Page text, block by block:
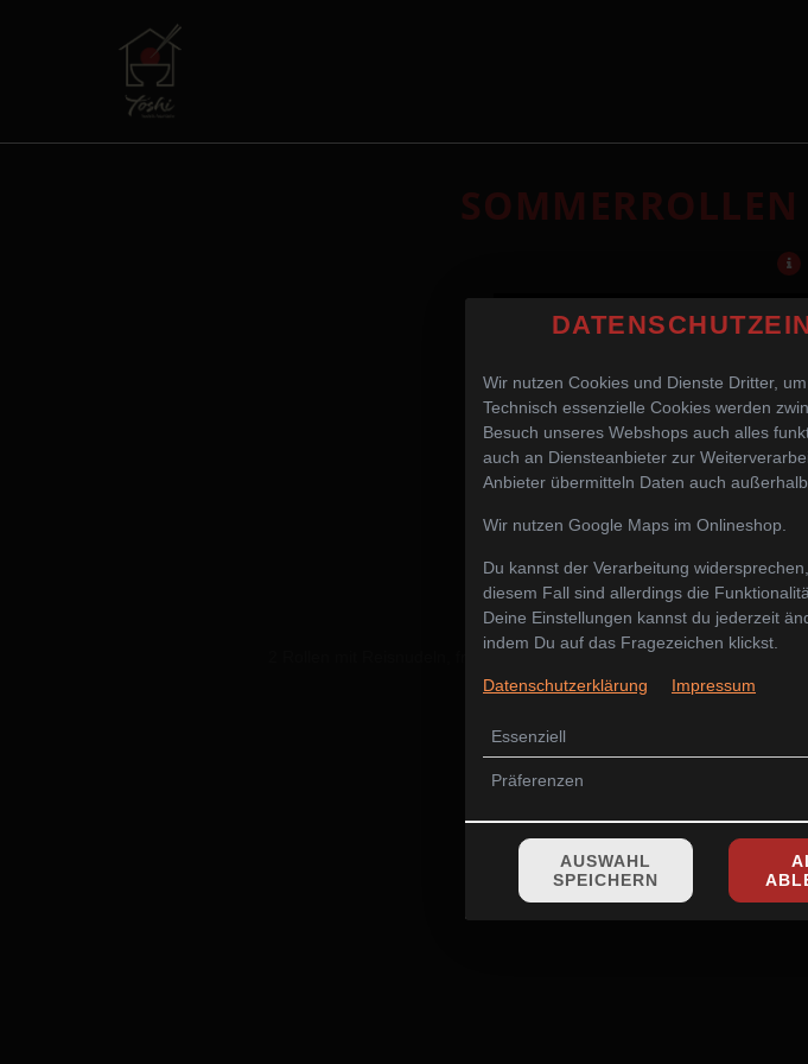
2 Rollen mit Reisnudeln, frischem Salat, Mango und frischen
* Die Preise können nach
Wir nutzen Cookies und Dienste Dritter,
Technisch essenzielle Cookies werden
Besuch unseres Webshops auch alles
auch an Diensteanbieter zur
Anbieter übermitteln Daten auch außerhalb
Wir nutzen Google Maps im Onlineshop.
Du kannst der Verarbeitung
diesem Fall sind allerdings die
Deine Einstellungen kannst du jederzeit
indem Du auf das Fragezeichen klickst.
Datenschutzerklärung Impressum
Essenziell
Präferenzen
AUSWAHL
SPEICHERN